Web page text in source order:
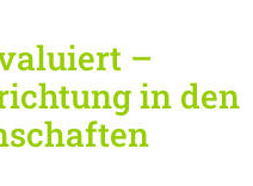
–
in den